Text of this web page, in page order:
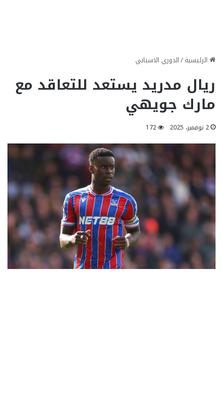
الرئيسية/الدوري الاسباني
ريال مدريد يستعد للتعاقد مع
مارك جويهي
2 نوفمبر، 2025 172